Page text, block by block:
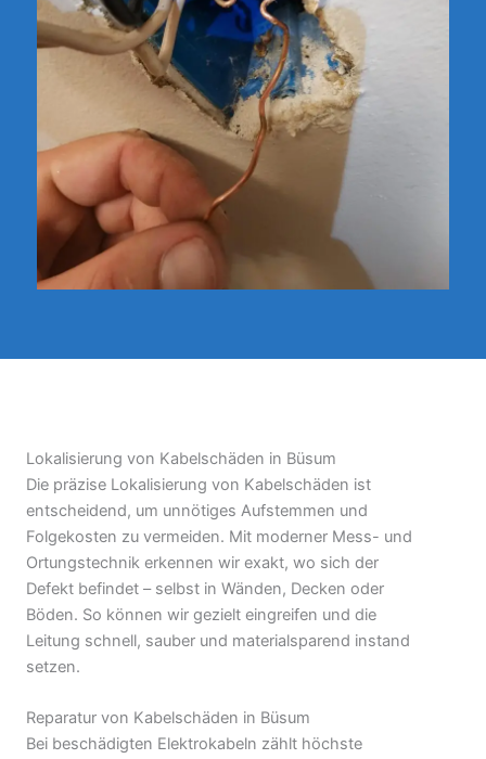
Lokalisierung von Kabelschäden in Büsum
Die präzise Lokalisierung von Kabelschäden ist
entscheidend, um unnötiges Aufstemmen und
Folgekosten zu vermeiden. Mit moderner Mess- und
Ortungstechnik erkennen wir exakt, wo sich der
Defekt befindet – selbst in Wänden, Decken oder
Böden. So können wir gezielt eingreifen und die
Leitung schnell, sauber und materialsparend instand
setzen.
Reparatur von Kabelschäden in Büsum
Bei beschädigten Elektrokabeln zählt höchste